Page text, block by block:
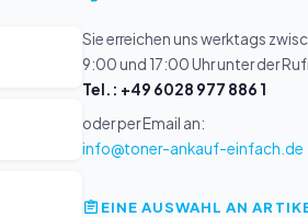
Sie erreichen uns werktags
9:00 und 17:00 Uhr unter der
Tel.: +49 6028 977 886 1
oder per Email an:
info@toner-ankauf-einfach.de
EINE AUSWAHL AN